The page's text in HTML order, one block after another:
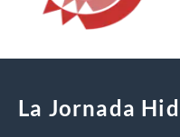
La Jornada